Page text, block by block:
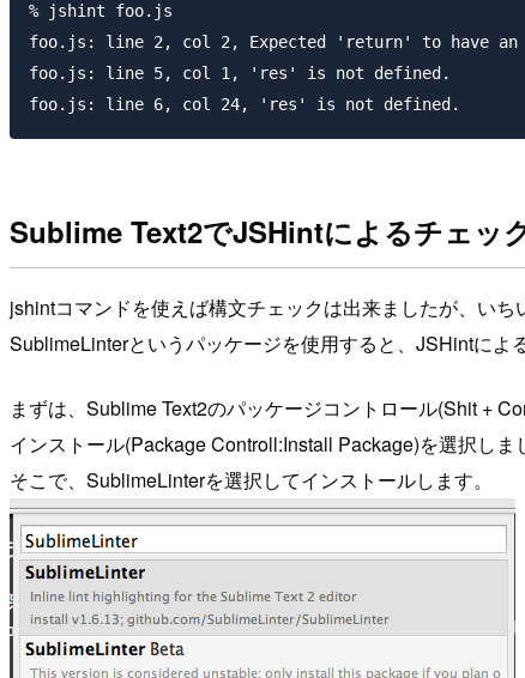
% jshint foo.js
foo.js: line 2, col 2, Expected 'return' to have an
foo.js: line 5, col 1, 'res' is not defined.
Sublime Text2でJSHintによるチェッ
jshintコマンドを使えば構文チェックは出来ましたが、いち
SublimeLinterというパッケージを使用すると、JSHintによ
まずは、Sublime Text2のパッケージコントロール(Shit +
インストール(Package Controll:Install Package)を選択しま
そこで、SublimeLinterを選択してインストールします。